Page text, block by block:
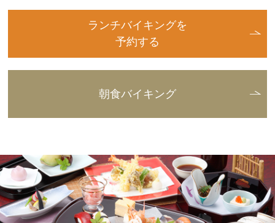
ランチバイキングを
予約する
朝食バイキング